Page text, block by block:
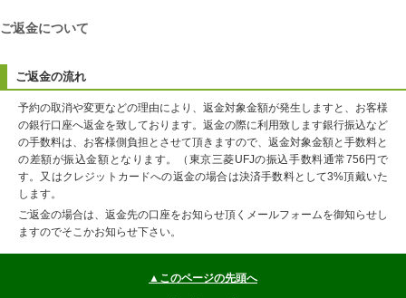
ご返金について
ご返金の流れ
予約の取消や変更などの理由により、返金対象金額が発生しますと、お客様
の銀行口座へ返金を致しております。返金の際に利用致します銀行振込など
の手数料は、お客様側負担とさせて頂きますので、返金対象金額と手数料と
の差額が振込金額となります。（東京三菱UFJの振込手数料通常756円で
す。又はクレジットカードへの返金の場合は決済手数料として3%頂戴いた
します。
ご返金の場合は、返金先の口座をお知らせ頂くメールフォームを御知らせし
ますのでそこかお知らせ下さい。
▲このページの先頭へ